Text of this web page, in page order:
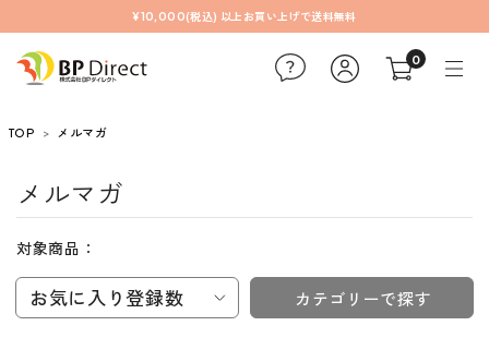
¥10,000(税込) 以上お買い上げで送料無料
0
TOP メルマガ
メルマガ
対象商品：
お気に入り登録数 カテゴリーで探す